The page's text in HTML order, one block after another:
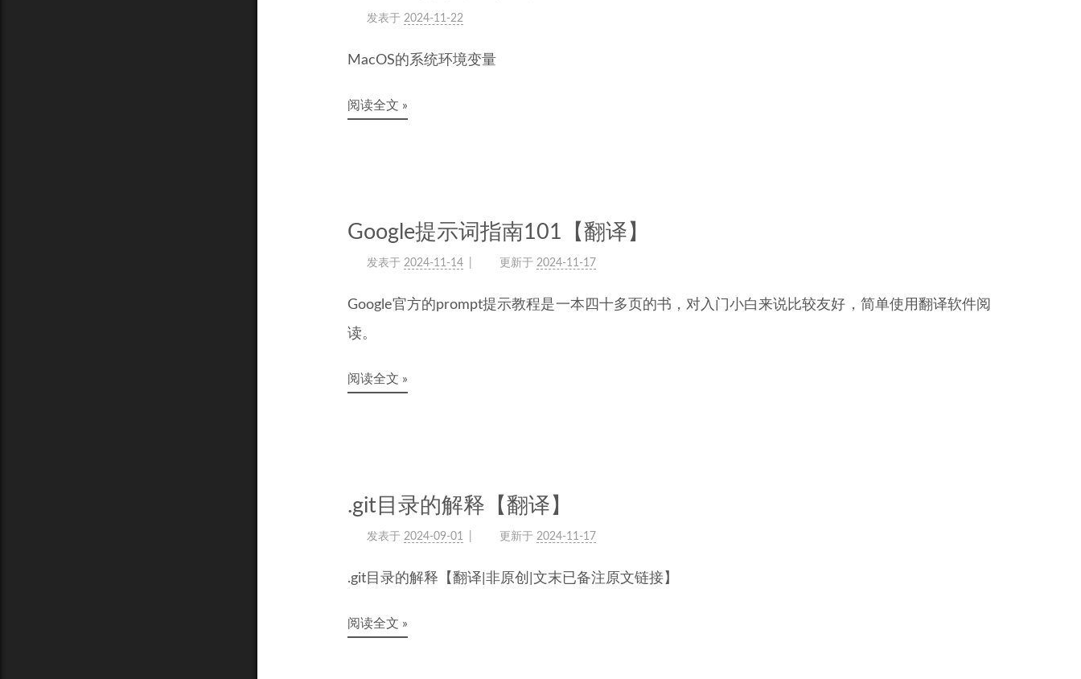
发表于 2024-11-22
MacOS的系统环境变量
阅读全文 »
Google提示词指南101【翻译】
发表于 2024-11-14 更新于 2024-11-17
Google官方的prompt提示教程是一本四十多页的书，对入门小白来说比较友好，简单使用翻译软件阅
读。
阅读全文 »
.git目录的解释【翻译】
发表于 2024-09-01 更新于 2024-11-17
.git目录的解释【翻译|非原创|文末已备注原文链接】
阅读全文 »